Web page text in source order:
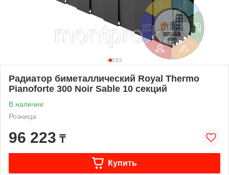
Радиатор биметаллический Royal Thermo
Pianoforte 300 Noir Sable 10 секций
В наличии
Розница
96 223 ₸
Купить